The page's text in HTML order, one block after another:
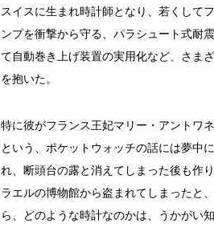
スイスに生まれ時計師となり、若くして
ンプを衝撃から守る、パラシュート式耐
て自動巻き上げ装置の実用化など、さま
を抱いた。
特に彼がフランス王妃マリー・アントワ
という、ポケットウォッチの話には夢中
れ、断頭台の露と消えてしまった後も作
ラエルの博物館から盗まれてしまったと
ら、どのような時計なのかは、うかがい